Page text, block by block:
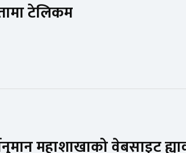
टेलिकम
महाशाखाको वेबसाइट